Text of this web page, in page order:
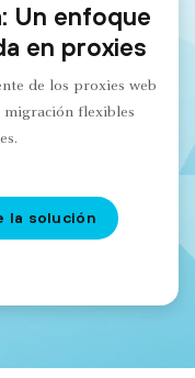
Un enfoque
en proxies
de los proxies web
migración flexibles
la solución